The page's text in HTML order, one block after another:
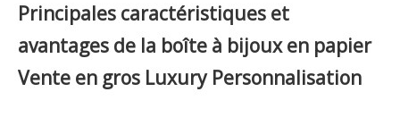
Principales caractéristiques et
avantages de la boîte à bijoux en papier
Vente en gros Luxury Personnalisation